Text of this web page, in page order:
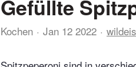
Gefüllte
Kochen Jan 12 2022